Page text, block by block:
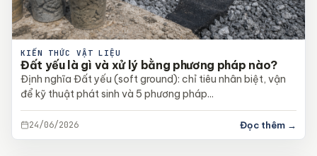
KIẾN THỨC VẬT LIỆU
Đất yếu là gì và xử lý bằng phương pháp nào?
Định nghĩa Đất yếu (soft ground): chỉ tiêu nhân biệt, vận
để kỹ thuật phát sinh và 5 phương pháp...
24/06/2026 Đọc thêm →